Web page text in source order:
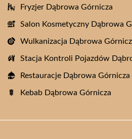
Fryzjer Dąbrowa Górnicza
Salon Kosmetyczny Dąbrowa
Wulkanizacja Dąbrowa
Stacja Kontroli Pojazdów
Restauracje Dąbrowa Górnicza
Kebab Dąbrowa Górnicza